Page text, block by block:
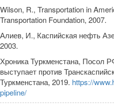
Wilson, R., Transportation in
Transportation Foundation, 2007.
Алиев, И., Каспийская нефть
2003.
Хроника Туркменстана, Посол
выступает против
Туркменстана, 2019. https://
pipeline/